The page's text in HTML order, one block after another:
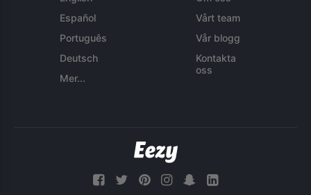
Español
Português
Deutsch
Mer...
Vårt team
Vår blogg
Kontakta
oss